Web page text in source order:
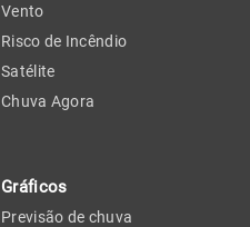
Vento
Risco de Incêndio
Satélite
Chuva Agora
Gráficos
Previsão de chuva